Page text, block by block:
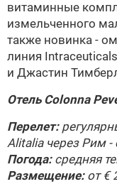
витаминные
измельченного
также новинка -
линия
и Джастин
Отель Colonna
Перелет:
Alitalia через Рим -
Погода:средняя
Размещение: от €